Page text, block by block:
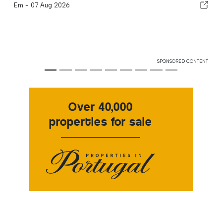
Em - 07 Aug 2026
SPONSORED CONTENT
Over 40,000
properties for sale